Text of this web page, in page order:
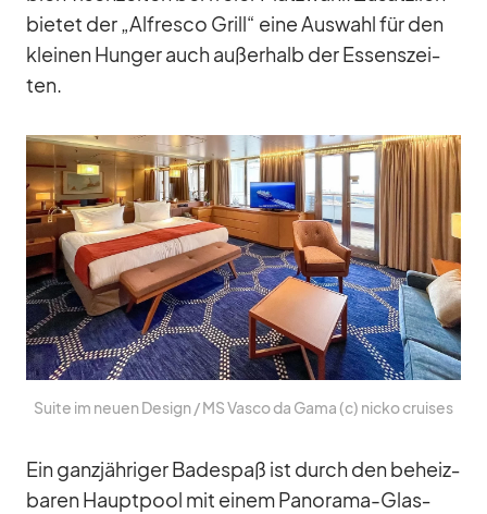
bie­tet der „Al­fresco Grill“ eine Aus­wahl für den
klei­nen Hun­ger auch au­ßer­halb der Es­sens­zei­
ten.
Suite im neuen De­sign /​ MS Vasco da Gama (c) nicko crui­ses
Ein ganz­jäh­ri­ger Ba­de­spaß ist durch den be­heiz­
ba­ren Haupt­pool mit ei­nem Pan­orama-Glas­